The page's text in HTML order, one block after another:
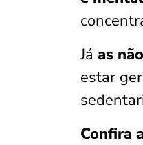
Já as
estar
Confira